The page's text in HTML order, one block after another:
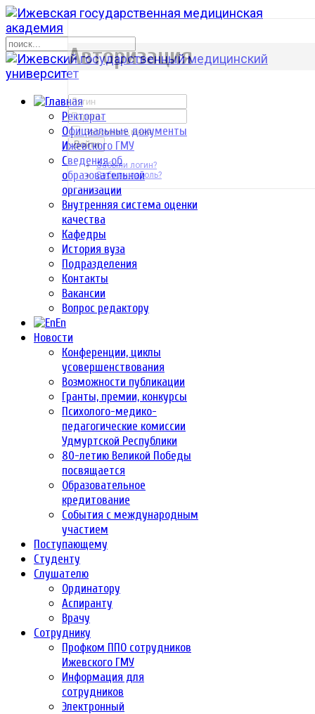
Ректорат
Официальные документы
Ижевского ГМУ
Сведения об
образовательной
организации
Внутренняя система оценки
качества
Кафедры
История вуза
Подразделения
Контакты
Вакансии
Вопрос редактору
En
Новости
Конференции, циклы
усовершенствования
Возможности публикации
Гранты, премии, конкурсы
Психолого-медико-
педагогические комиссии
Удмуртской Республики
80-летию Великой Победы
посвящается
Образовательное
кредитование
События с международным
участием
Поступающему
Студенту
Слушателю
Ординатору
Аспиранту
Врачу
Сотруднику
Профком ППО сотрудников
Ижевского ГМУ
Информация для
сотрудников
Электронный
р
Авторизация
Запомнить меня
Войти
Забыли логин?
Забыли пароль?